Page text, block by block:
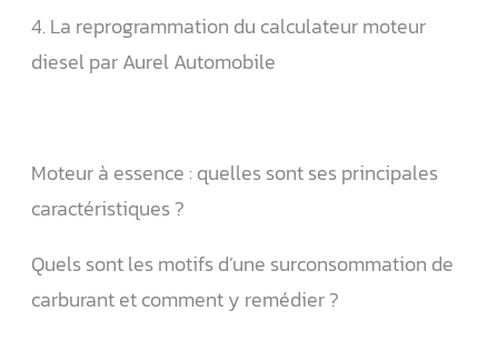
4. La reprogrammation du calculateur moteur
diesel par Aurel Automobile
Moteur à essence : quelles sont ses principales
caractéristiques ?
Quels sont les motifs d’une surconsommation de
carburant et comment y remédier ?